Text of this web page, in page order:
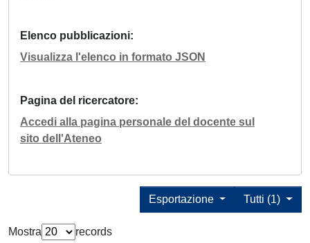
Elenco pubblicazioni
Visualizza l'elenco in formato JSON
Pagina del ricercatore
Accedi alla pagina personale del docente sul
sito dell'Ateneo
Tutti (1)
Esportazione
Mostra
records